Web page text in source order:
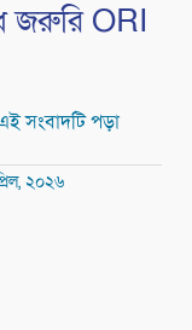
জরুরি ORI
সংবাদটি পড়া
২০২৬